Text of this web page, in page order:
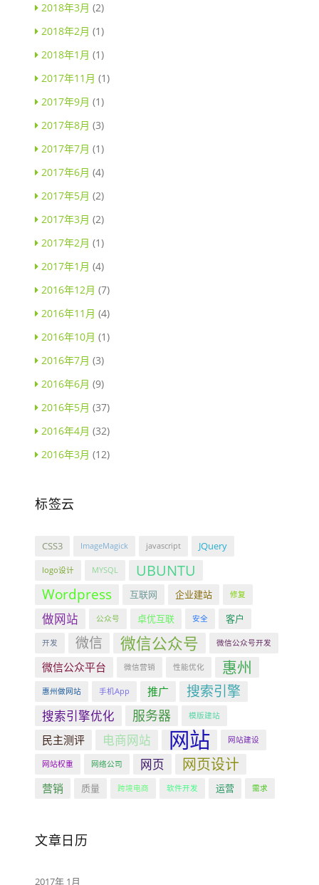
2018年3月 (2)
2018年2月 (1)
2018年1月 (1)
2017年11月 (1)
2017年9月 (1)
2017年8月 (3)
2017年7月 (1)
2017年6月 (4)
2017年5月 (2)
2017年3月 (2)
2017年2月 (1)
2017年1月 (4)
2016年12月 (7)
2016年11月 (4)
2016年10月 (1)
2016年7月 (3)
2016年6月 (9)
2016年5月 (37)
2016年4月 (32)
2016年3月 (12)
标签云
CSS3 ImageMagick javascript JQuery
logo设计 MYSQL UBUNTU
Wordpress 互联网 企业建站 修复
做网站 公众号 卓优互联 安全 客户
开发 微信 微信公众号 微信公众号开发
微信公众平台 微信营销 性能优化 惠州
惠州做网站 手机App 推广 搜索引擎
搜索引擎优化 服务器 模版建站
民主测评 电商网站 网站 网站建设
网站权重 网络公司 网页 网页设计
营销 质量 跨境电商 软件开发 运营 需求
文章日历
2017年 1月